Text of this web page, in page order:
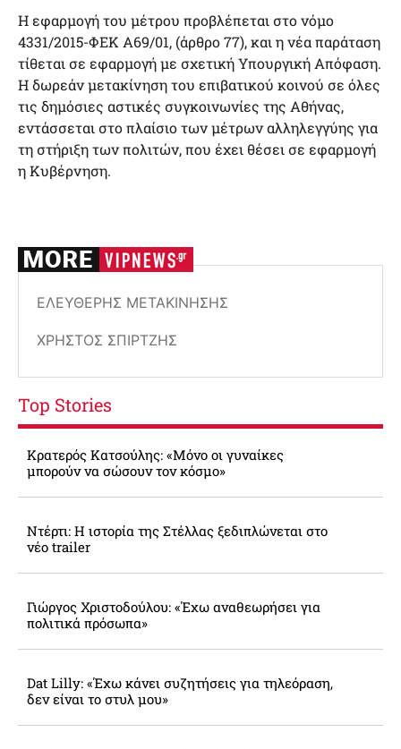
Η εφαρμογή του μέτρου προβλέπεται στο νόμο
4331/2015-ΦΕΚ Α69/01, (άρθρο 77), και η νέα παράταση
τίθεται σε εφαρμογή με σχετική Υπουργική Απόφαση.
Η δωρεάν μετακίνηση του επιβατικού κοινού σε όλες
τις δημόσιες αστικές συγκοινωνίες της Αθήνας,
εντάσσεται στο πλαίσιο των μέτρων αλληλεγγύης για
τη στήριξη των πολιτών, που έχει θέσει σε εφαρμογή
η Κυβέρνηση.
ΕΛΕΎΘΕΡΗΣ ΜΕΤΑΚΊΝΗΣΗΣ
ΧΡΉΣΤΟΣ ΣΠΊΡΤΖΗΣ
Top Stories
Κρατερός Κατσούλης: «Μόνο οι γυναίκες
μπορούν να σώσουν τον κόσμο»
Ντέρτι: Η ιστορία της Στέλλας ξεδιπλώνεται στο
νέο trailer
Γιώργος Χριστοδούλου: «Έχω αναθεωρήσει για
πολιτικά πρόσωπα»
Dat Lilly: «Έχω κάνει συζητήσεις για τηλεόραση,
δεν είναι το στυλ μου»